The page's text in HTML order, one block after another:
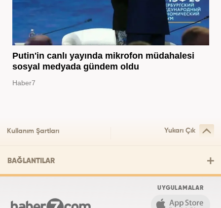
Putin'in canlı yayında mikrofon müdahalesi
sosyal medyada gündem oldu
Haber7
Kullanım Şartları Yukarı Çık
BAĞLANTILAR
UYGULAMALAR